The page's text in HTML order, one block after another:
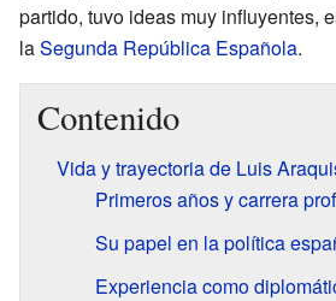
partido, tuvo ideas muy influyentes,
laSegunda República Española.
Contenido
Vida y trayectoria de Luis
Primeros años y carrera
Su papel en la política
Experiencia como